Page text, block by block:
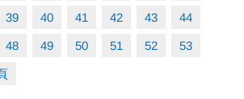
(02)2377-0300 分機103、104
39 40 41 42 43 44
48 49 50 51 52 53